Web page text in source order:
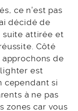
est
si
à ne pas
car vous
apparents!
également
suivra mais
une